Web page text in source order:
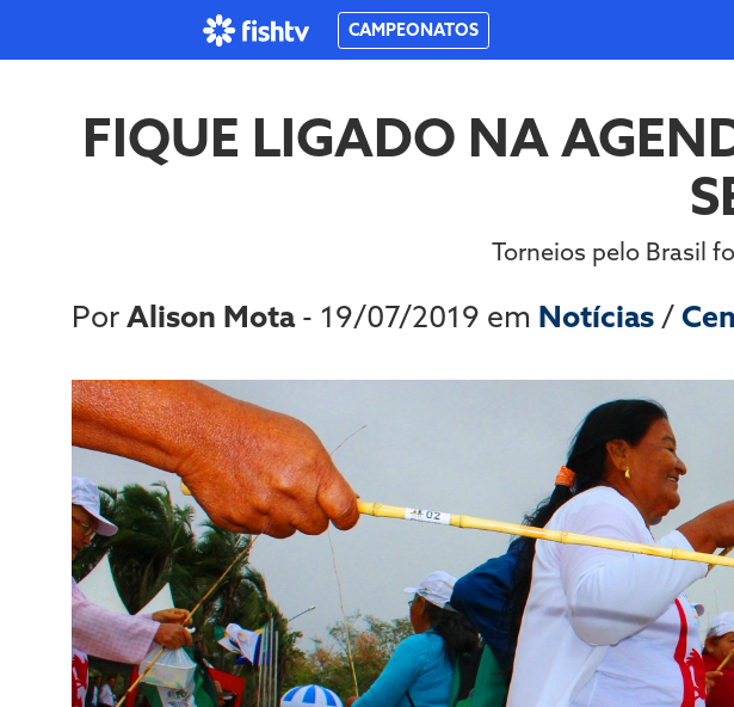
CAMPEONATOS
FIQUE LIGADO NA
Torneios pelo Brasil
PorAlison Mota- 19/07/2019 em Notícias/